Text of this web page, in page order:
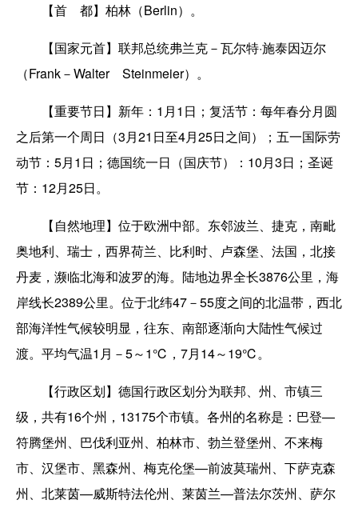
【首 都】柏林（Berlin）。
【国家元首】联邦总统弗兰克－瓦尔特·施泰因迈尔
（Frank－Walter Steinmeier）。
【重要节日】新年：1月1日；复活节：每年春分月圆
之后第一个周日（3月21日至4月25日之间）；五一国际劳
动节：5月1日；德国统一日（国庆节）：10月3日；圣诞
节：12月25日。
【自然地理】位于欧洲中部。东邻波兰、捷克，南毗
奥地利、瑞士，西界荷兰、比利时、卢森堡、法国，北接
丹麦，濒临北海和波罗的海。陆地边界全长3876公里，海
岸线长2389公里。位于北纬47－55度之间的北温带，西北
部海洋性气候较明显，往东、南部逐渐向大陆性气候过
渡。平均气温1月－5～1℃，7月14～19℃。
【行政区划】德国行政区划分为联邦、州、市镇三
级，共有16个州，13175个市镇。各州的名称是：巴登—
符腾堡州、巴伐利亚州、柏林市、勃兰登堡州、不来梅
市、汉堡市、黑森州、梅克伦堡—前波莫瑞州、下萨克森
州、北莱茵—威斯特法伦州、莱茵兰—普法尔茨州、萨尔